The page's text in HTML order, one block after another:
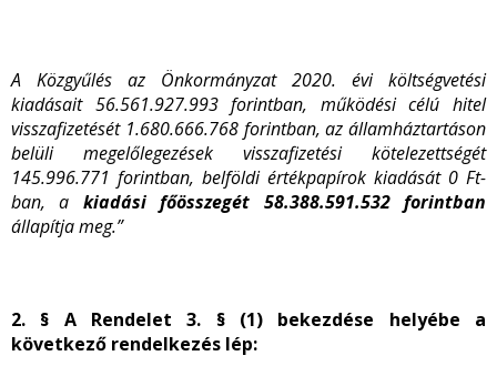
A Közgyűlés az Önkormányzat 2020. évi költségvetési
kiadásait 56.561.927.993 forintban, működési célú hitel
visszafizetését 1.680.666.768 forintban, az államháztartáson
belüli megelőlegezések visszafizetési kötelezettségét
145.996.771 forintban, belföldi értékpapírok kiadását 0 Ft-
ban, a kiadási főösszegét 58.388.591.532 forintban
állapítja meg.”
2. § A Rendelet 3. § (1) bekezdése helyébe a
következő rendelkezés lép: